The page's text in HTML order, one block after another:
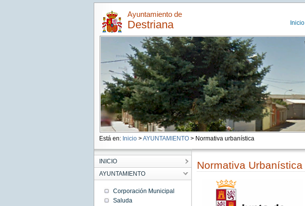
Ayuntamiento de
Destriana Inicio
Está en: Inicio >AYUNTAMIENTO> Normativa urbanística
INICIO
AYUNTAMIENTO
Corporación Municipal
Saluda
Normativa Urbanística